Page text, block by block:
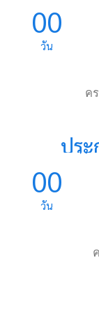
00
วัน
ค
ปร
00
วัน